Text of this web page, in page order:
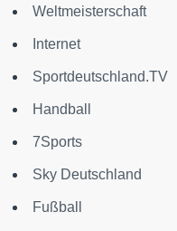
Weltmeisterschaft
Internet
Sportdeutschland.TV
Handball
7Sports
Sky Deutschland
Fußball